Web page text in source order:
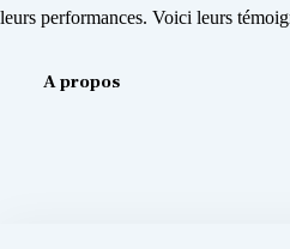
leurs performances. Voici leurs
A propos